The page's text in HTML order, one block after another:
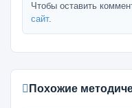
Чтобы оставить
сайт.
Похожие